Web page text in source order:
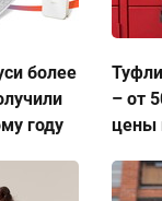
более
году
– от
цены